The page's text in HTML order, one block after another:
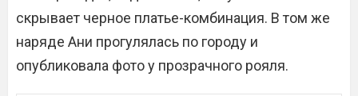
скрывает черное платье-комбинация. В том же
наряде Ани прогулялась по городу и
опубликовала фото у прозрачного рояля.